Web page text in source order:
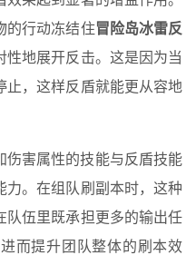
的行动冻结住冒险岛冰雷反
性地展开反击。这是因为当
止，这样反盾就能更从容地
伤害属性的技能与反盾技能
力。在组队刷副本时，这种
队伍里既承担更多的输出任
而提升团队整体的刷本效